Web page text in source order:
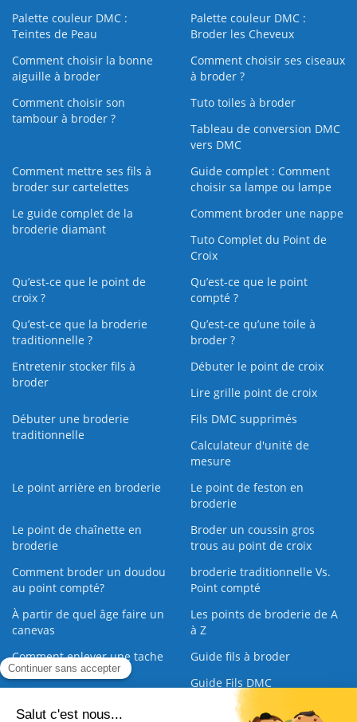
Palette couleur DMC :
Teintes de Peau
Palette couleur DMC :
Broder les Cheveux
Comment choisir la bonne
aiguille à broder
Comment choisir ses ciseaux
à broder ?
Comment choisir son
tambour à broder ?
Tuto toiles à broder
Tableau de conversion DMC
vers DMC
Comment mettre ses fils à
broder sur cartelettes
Guide complet : Comment
choisir sa lampe ou lampe
Le guide complet de la
broderie diamant
Comment broder une nappe
Tuto Complet du Point de
Croix
Qu’est-ce que le point de
croix ?
Qu’est-ce que le point
compté ?
Qu’est-ce que la broderie
traditionnelle ?
Qu’est‑ce qu’une toile à
broder ?
Entretenir stocker fils à
broder
Débuter le point de croix
Lire grille point de croix
Débuter une broderie
traditionnelle
Fils DMC supprimés
Calculateur d'unité de
mesure
Le point arrière en broderie
Le point de feston en
broderie
Le point de chaînette en
broderie
Broder un coussin gros
trous au point de croix
Comment broder un doudou
au point compté?
broderie traditionnelle Vs.
Point compté
À partir de quel âge faire un
canevas
Les points de broderie de A
à Z
Comment enlever une tache
sur une broderie
Guide fils à broder
Guide Fils DMC
Guide de la Broderie